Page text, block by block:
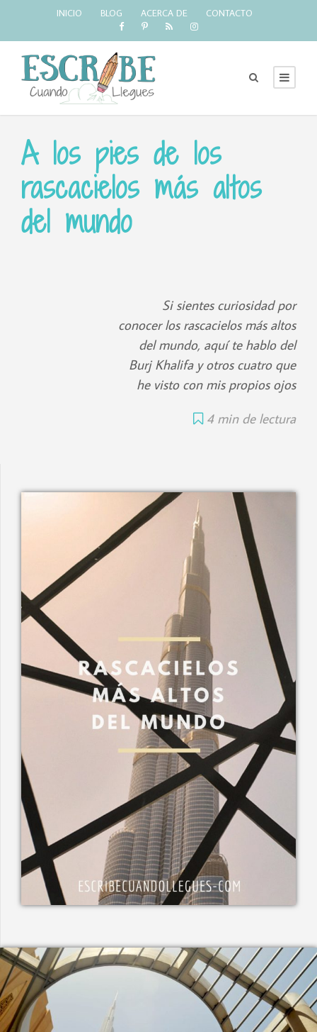
INICIO BLOG ACERCA DE CONTACTO
A los pies de los
rascacielos más altos
del mundo
Si sientes curiosidad por
conocer los rascacielos más altos
del mundo, aquí te hablo del
Burj Khalifa y otros cuatro que
he visto con mis propios ojos
4 min de lectura